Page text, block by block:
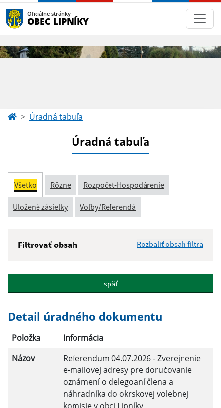
Oficiálne stránky
OBEC LIPNÍKY
Úradná tabuľa
Úradná tabuľa
Všetko Rôzne Rozpočet-Hospodárenie
Uložené zásielky Voľby/Referendá
Filtrovať obsah Rozbaliť obsah filtra
Popis:
Dátum zverejnenia do:
Filtrovať
späť
Detail úradného dokumentu
Položka
Informácia
Názov
Referendum 04.07.2026 - Zverejnenie
e-mailovej adresy pre doručovanie
oznámení o delegoaní člena a
náhradníka do okrskovej volebnej
komisie v obci Lipníky